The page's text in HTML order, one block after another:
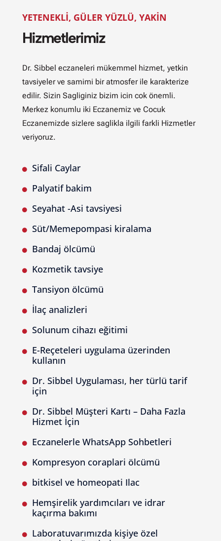
YETENEKLI, GÜLER YÜZLÜ, YAKIN
Hizmetlerimiz
Dr. Sibbel eczaneleri mükemmel hizmet, yetkin
tavsiyeler ve samimi bir atmosfer ile karakterize
edilir. Sizin Sagliginiz bizim icin cok önemli.
Merkez konumlu iki Eczanemiz ve Cocuk
Eczanemizde sizlere saglikla ilgili farkli Hizmetler
veriyoruz.
 Sifali Caylar
 Palyatif bakim
 Seyahat -Asi tavsiyesi
 Süt/Memepompasi kiralama
 Bandaj ölcümü
 Kozmetik tavsiye
 Tansiyon ölcümü
 İlaç analizleri
 Solunum cihazı eğitimi

E-Reçeteleri uygulama üzerinden
kullanın

Dr. Sibbel Uygulaması, her türlü tarif
için

Dr. Sibbel Müşteri Kartı – Daha Fazla
Hizmet İçin
 Eczanelerle WhatsApp Sohbetleri
 Kompresyon coraplari ölcümü
 bitkisel ve homeopati Ilac

Hemşirelik yardımcıları ve idrar
kaçırma bakımı

Laboratuvarımızda kişiye özel